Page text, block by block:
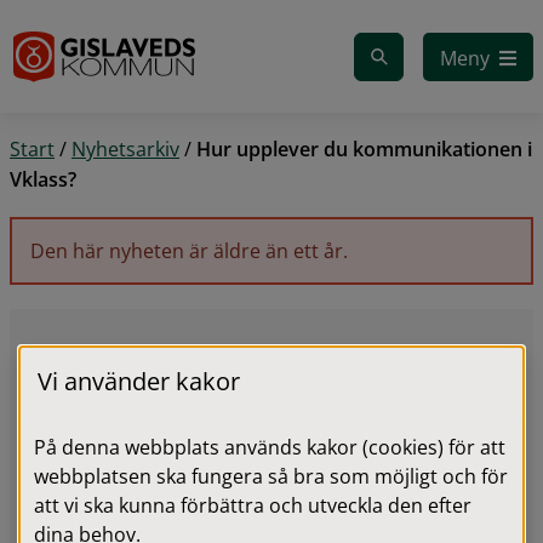
Meny
Start/ Nyhetsarkiv/ Hur upplever du kommunikationen i
Vklass?
Den här nyheten är äldre än ett år.
Vi använder kakor
På denna webbplats används kakor (cookies) för att
webbplatsen ska fungera så bra som möjligt och för
att vi ska kunna förbättra och utveckla den efter
dina behov.